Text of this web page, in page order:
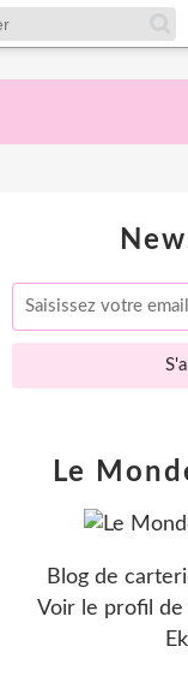
Le
Blog de
Voir le profil de